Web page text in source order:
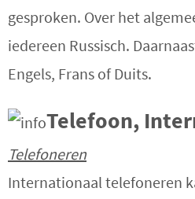
gesproken. Over het
iedereen Russisch.
Engels, Frans of Duits.
Telefoon,
Telefoneren
Internationaal telefoneren